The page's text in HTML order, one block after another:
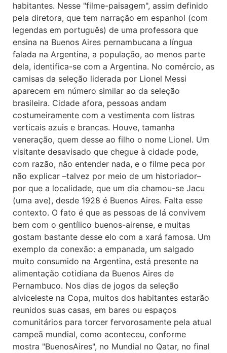
habitantes. Nesse "filme-paisagem", assim definido
pela diretora, que tem narração em espanhol (com
legendas em português) de uma professora que
ensina na Buenos Aires pernambucana a língua
falada na Argentina, a população, ao menos parte
dela, identifica-se com a Argentina. No comércio, as
camisas da seleção liderada por Lionel Messi
aparecem em número similar ao da seleção
brasileira. Cidade afora, pessoas andam
costumeiramente com a vestimenta com listras
verticais azuis e brancas. Houve, tamanha
veneração, quem desse ao filho o nome Lionel. Um
visitante desavisado que chegue à cidade pode,
com razão, não entender nada, e o filme peca por
não explicar –talvez por meio de um historiador–
por que a localidade, que um dia chamou-se Jacu
(uma ave), desde 1928 é Buenos Aires. Falta esse
contexto. O fato é que as pessoas de lá convivem
bem com o gentílico buenos-airense, e muitas
gostam bastante desse elo com a xará famosa. Um
exemplo da conexão: a empanada, um salgado
muito consumido na Argentina, está presente na
alimentação cotidiana da Buenos Aires de
Pernambuco. Nos dias de jogos da seleção
alviceleste na Copa, muitos dos habitantes estarão
reunidos suas casas, em bares ou espaços
comunitários para torcer fervorosamente pela atual
campeã mundial, como aconteceu, conforme
mostra "BuenosAires", no Mundial no Qatar, no final